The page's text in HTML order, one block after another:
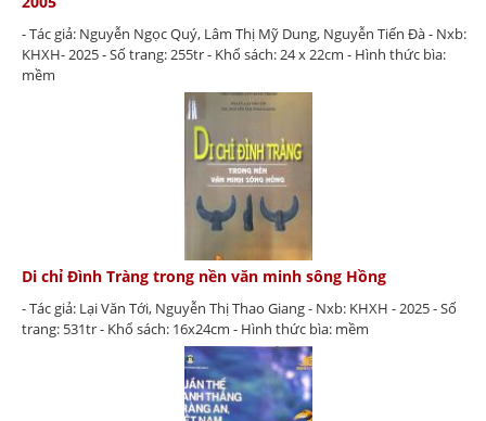
- Tác giả: Nguyễn Ngọc Quý, Lâm Thị Mỹ Dung, Nguyễn Tiến Đà - Nxb:
KHXH- 2025 - Số trang: 255tr - Khổ sách: 24 x 22cm - Hình thức bìa:
mềm
Di chỉ Đình Tràng trong nền văn minh sông Hồng
- Tác giả: Lại Văn Tới, Nguyễn Thị Thao Giang - Nxb: KHXH - 2025 - Số
trang: 531tr - Khổ sách: 16x24cm - Hình thức bìa: mềm